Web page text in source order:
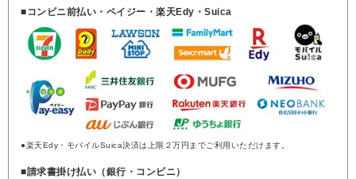
■コンビニ前払い・ペイジー・楽天Edy・Suica
●楽天Edy・モバイルSuica決済は上限２万円までご利用いただけます。
■請求書掛け払い（銀行・コンビニ）